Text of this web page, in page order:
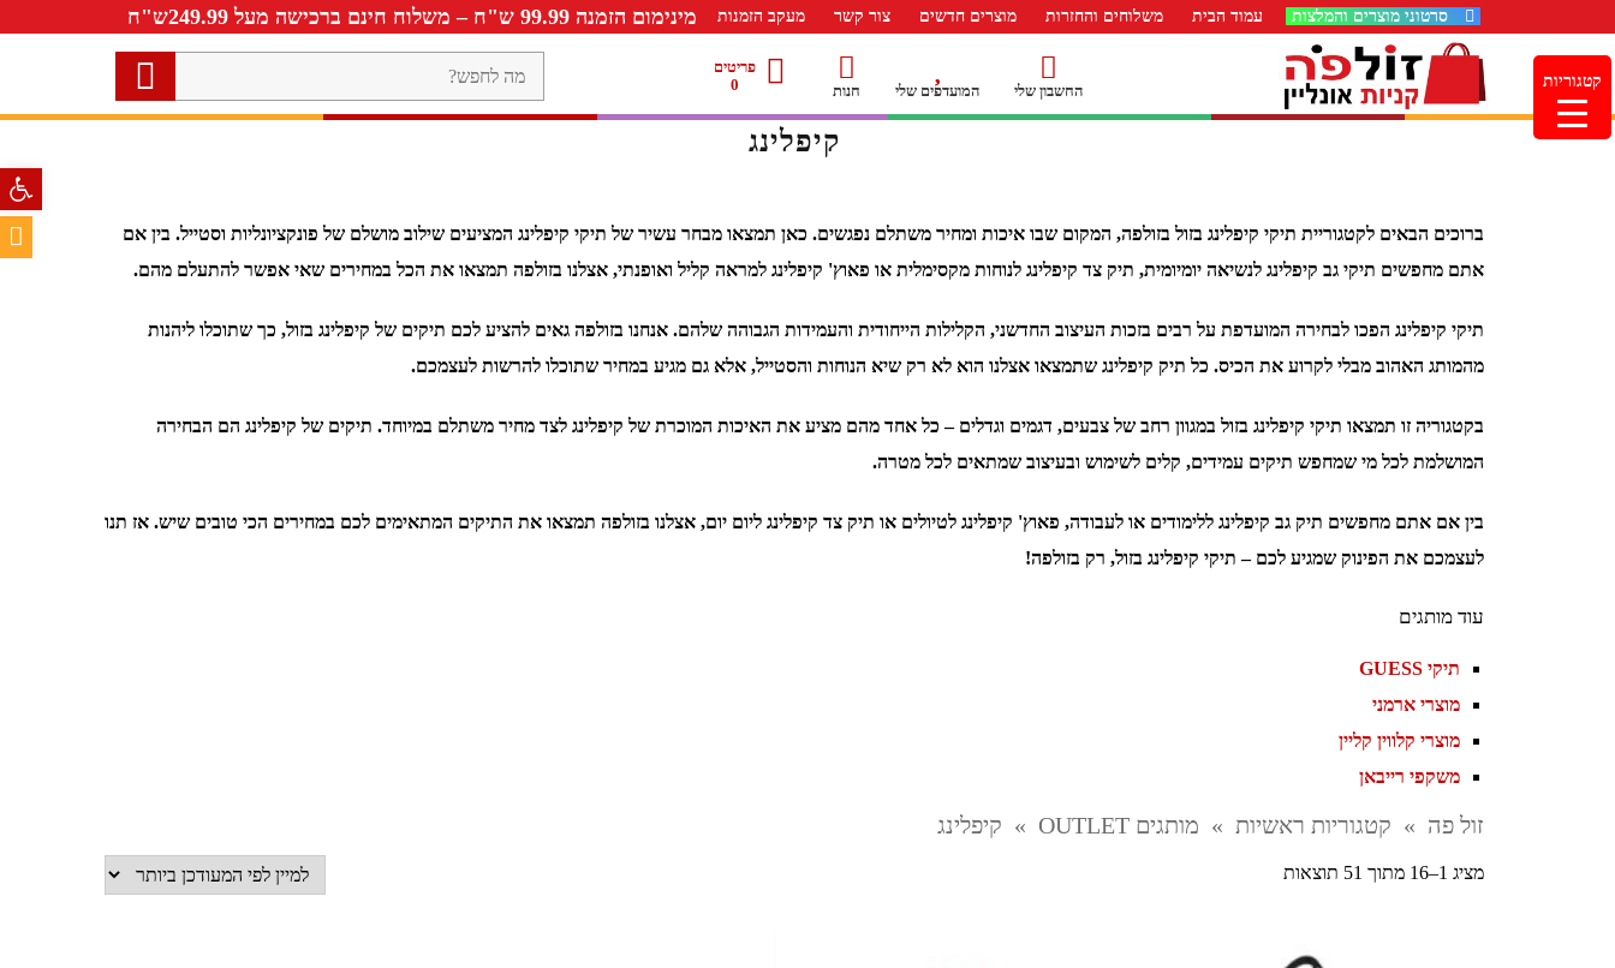
סרטוני מוצרים והמלצות עמוד הבית משלוחים והחזרות מוצרים חדשים צור קשר מעקב הזמנות מינימום הזמנה 99.99 ש"ח – משלוח חינם ברכישה מעל 249.99ש"ח
החשבון שלי המועדפים שלי חנות
פריטים
0
לחפש?
קיפלינג
ברוכים הבאים לקטגוריית תיקי קיפלינג בזול בזולפה, המקום שבו איכות ומחיר משתלם נפגשים. כאן תמצאו מבחר עשיר של תיקי קיפלינג המציעים שילוב מושלם של פונקציונליות וסטייל. בין אם
אתם מחפשים תיקי גב קיפלינג לנשיאה יומיומית, תיק צד קיפלינג לנוחות מקסימלית או פאוץ' קיפלינג למראה קליל ואופנתי, אצלנו בזולפה תמצאו את הכל במחירים שאי אפשר להתעלם מהם.
תיקי קיפלינג הפכו לבחירה המועדפת על רבים בזכות העיצוב החדשני, הקלילות הייחודית והעמידות הגבוהה שלהם. אנחנו בזולפה גאים להציע לכם תיקים של קיפלינג בזול, כך שתוכלו ליהנות
מהמותג האהוב מבלי לקרוע את הכיס. כל תיק קיפלינג שתמצאו אצלנו הוא לא רק שיא הנוחות והסטייל, אלא גם מגיע במחיר שתוכלו להרשות לעצמכם.
בקטגוריה זו תמצאו תיקי קיפלינג בזול במגוון רחב של צבעים, דגמים וגדלים – כל אחד מהם מציע את האיכות המוכרת של קיפלינג לצד מחיר משתלם במיוחד. תיקים של קיפלינג הם הבחירה
המושלמת לכל מי שמחפש תיקים עמידים, קלים לשימוש ובעיצוב שמתאים לכל מטרה.
בין אם אתם מחפשים תיק גב קיפלינג ללימודים או לעבודה, פאוץ' קיפלינג לטיולים או תיק צד קיפלינג ליום יום, אצלנו בזולפה תמצאו את התיקים המתאימים לכם במחירים הכי טובים שיש. אז תנו
לעצמכם את הפינוק שמגיע לכם – תיקי קיפלינג בזול, רק בזולפה!
עוד מותגים
תיקי GUESS
מוצרי ארמני
מוצרי קלווין קליין
משקפי רייבאן
זול פה » קטגוריות ראשיות » מותגים OUTLET » קיפלינג
מציג 1–16 מתוך 51 תוצאות
קטגוריות
פתח